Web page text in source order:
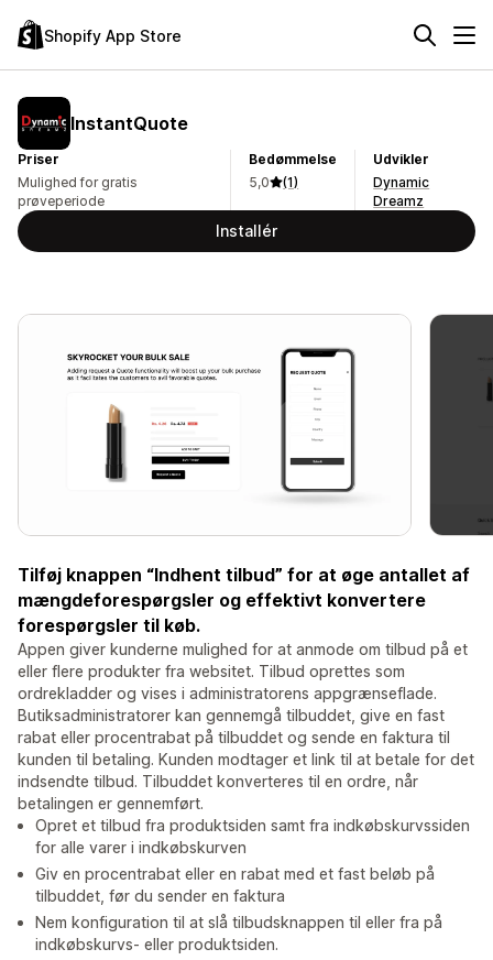
Shopify App Store
InstantQuote
Priser
Mulighed for gratis
prøveperiode
Bedømmelse
5,0
(1)
Udvikler
Dynamic
Dreamz
Installér
Tilføj knappen “Indhent tilbud” for at øge antallet af
mængdeforespørgsler og effektivt konvertere
forespørgsler til køb.
Appen giver kunderne mulighed for at anmode om tilbud på et
eller flere produkter fra websitet. Tilbud oprettes som
ordrekladder og vises i administratorens appgrænseflade.
Butiksadministratorer kan gennemgå tilbuddet, give en fast
rabat eller procentrabat på tilbuddet og sende en faktura til
kunden til betaling. Kunden modtager et link til at betale for det
indsendte tilbud. Tilbuddet konverteres til en ordre, når
betalingen er gennemført.
Opret et tilbud fra produktsiden samt fra indkøbskurvssiden
for alle varer i indkøbskurven
Giv en procentrabat eller en rabat med et fast beløb på
tilbuddet, før du sender en faktura
Nem konfiguration til at slå tilbudsknappen til eller fra på
indkøbskurvs- eller produktsiden.